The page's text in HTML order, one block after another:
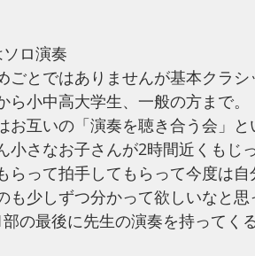
ロ演奏
ごとではありませんが基本クラ
ら小中高大学生、一般の方まで。
お互いの「演奏を聴き合う会」
小さなお子さんが2時間近くもじ
らって拍手してもらって今度は
も少しずつ分かって欲しいなと
の最後に先生の演奏を持ってく